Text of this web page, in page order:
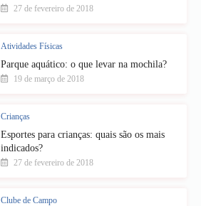
27 de fevereiro de 2018
Atividades Físicas
Parque aquático: o que levar na mochila?
19 de março de 2018
Crianças
Esportes para crianças: quais são os mais
indicados?
27 de fevereiro de 2018
Clube de Campo